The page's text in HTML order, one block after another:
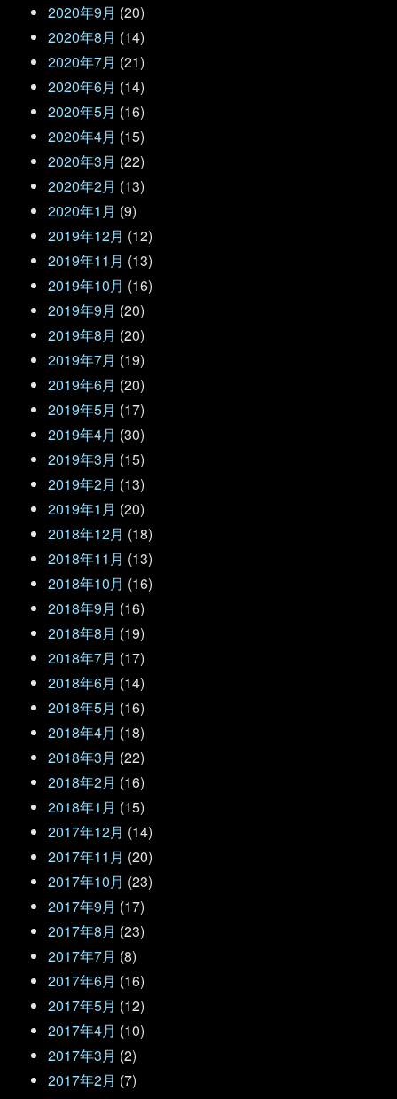
2020年9月 (20)
2020年8月 (14)
2020年7月 (21)
2020年6月 (14)
2020年5月 (16)
2020年4月 (15)
2020年3月 (22)
2020年2月 (13)
2020年1月 (9)
2019年12月 (12)
2019年11月 (13)
2019年10月 (16)
2019年9月 (20)
2019年8月 (20)
2019年7月 (19)
2019年6月 (20)
2019年5月 (17)
2019年4月 (30)
2019年3月 (15)
2019年2月 (13)
2019年1月 (20)
2018年12月 (18)
2018年11月 (13)
2018年10月 (16)
2018年9月 (16)
2018年8月 (19)
2018年7月 (17)
2018年6月 (14)
2018年5月 (16)
2018年4月 (18)
2018年3月 (22)
2018年2月 (16)
2018年1月 (15)
2017年12月 (14)
2017年11月 (20)
2017年10月 (23)
2017年9月 (17)
2017年8月 (23)
2017年7月 (8)
2017年6月 (16)
2017年5月 (12)
2017年4月 (10)
2017年3月 (2)
2017年2月 (7)